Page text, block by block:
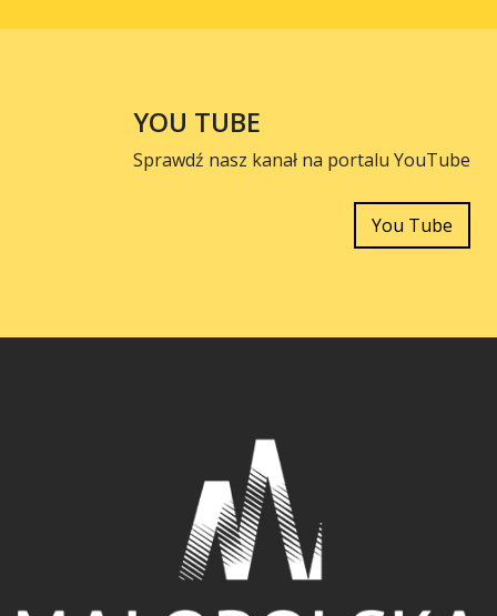
YOU TUBE
Sprawdź nasz kanał na portalu YouTube
You Tube